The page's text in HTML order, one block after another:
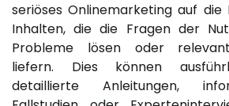
seriöses Onlinemarketing auf die
Inhalten, die die Fragen der
Probleme lösen oder
liefern. Dies können
detaillierte Anleitungen,